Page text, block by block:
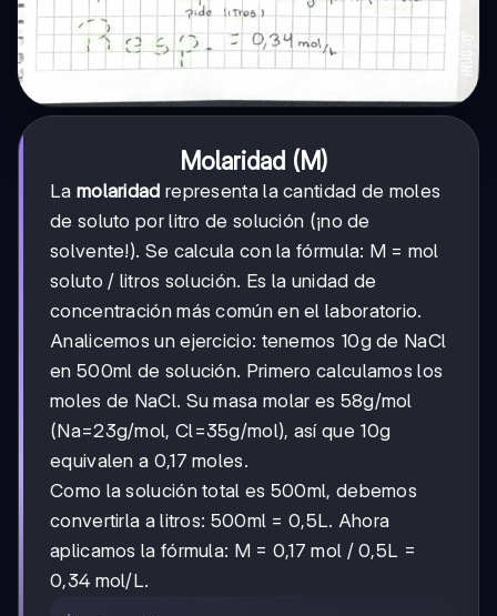
Molaridad (M)
La molaridad representa la cantidad de moles
de soluto por litro de solución (¡no de
solvente!). Se calcula con la fórmula: M = mol
soluto / litros solución. Es la unidad de
concentración más común en el laboratorio.
Analicemos un ejercicio: tenemos 10g de NaCl
en 500ml de solución. Primero calculamos los
moles de NaCl. Su masa molar es 58g/mol
(Na=23g/mol, Cl=35g/mol), así que 10g
equivalen a 0,17 moles.
Como la solución total es 500ml, debemos
convertirla a litros: 500ml = 0,5L. Ahora
aplicamos la fórmula: M = 0,17 mol / 0,5L =
0,34 mol/L.